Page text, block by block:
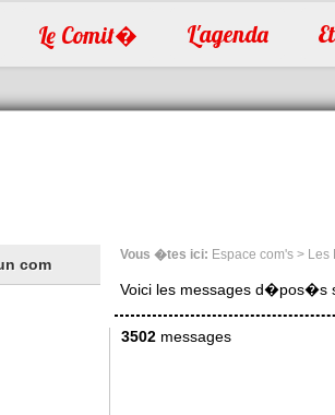
Le Comit� L'agenda
Vous �tes ici: Espace com's > Les
Voici les messages d�pos�s
3502messages
com